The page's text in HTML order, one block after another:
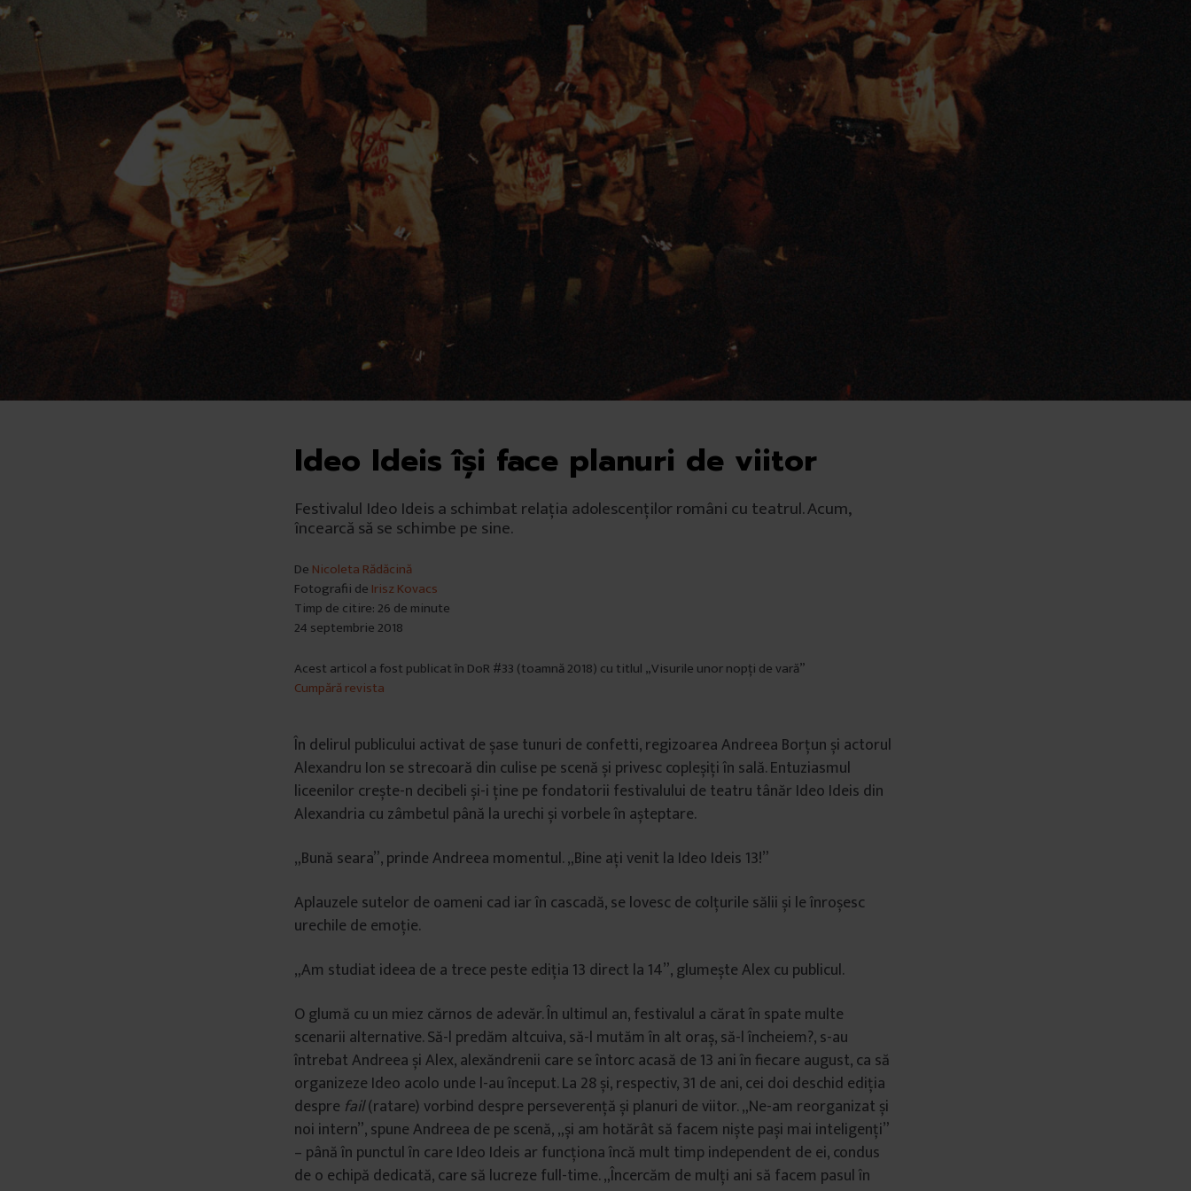
Ideo Ideis își face planuri de viitor
Festivalul Ideo Ideis a schimbat relația adolescenților români cu teatrul. Acum,
încearcă să se schimbe pe sine.
De Nicoleta Rădăcină
Fotografii de Irisz Kovacs
Timp de citire: 26 de minute
24 septembrie 2018
Acest articol a fost publicat în DoR #33 (toamnă 2018) cu titlul „Visurile unor nopți de vară”
Cumpără revista
În delirul publicului activat de șase tunuri de confetti, regizoarea Andreea Borțun și actorul
Alexandru Ion se strecoară din culise pe scenă și privesc copleșiți în sală. Entuziasmul
liceenilor crește-n decibeli și-i ține pe fondatorii festivalului de teatru tânăr Ideo Ideis din
Alexandria cu zâmbetul până la urechi și vorbele în așteptare.
„Bună seara”, prinde Andreea momentul. „Bine ați venit la Ideo Ideis 13!”
Aplauzele sutelor de oameni cad iar în cascadă, se lovesc de colțurile sălii și le înroșesc
urechile de emoție.
„Am studiat ideea de a trece peste ediția 13 direct la 14”, glumește Alex cu publicul.
O glumă cu un miez cărnos de adevăr. În ultimul an, festivalul a cărat în spate multe
scenarii alternative. Să-l predăm altcuiva, să-l mutăm în alt oraș, să-l încheiem?, s-au
întrebat Andreea și Alex, alexăndrenii care se întorc acasă de 13 ani în fiecare august, ca să
organizeze Ideo acolo unde l-au început. La 28 și, respectiv, 31 de ani, cei doi deschid ediția
despre fail(ratare) vorbind despre perseverență și planuri de viitor. „Ne-am reorganizat și
noi intern”, spune Andreea de pe scenă, „și am hotărât să facem niște pași mai inteligenți”
– până în punctul în care Ideo Ideis ar funcționa încă mult timp independent de ei, condus
de o echipă dedicată, care să lucreze full-time. „Încercăm de mulți ani să facem pasul în